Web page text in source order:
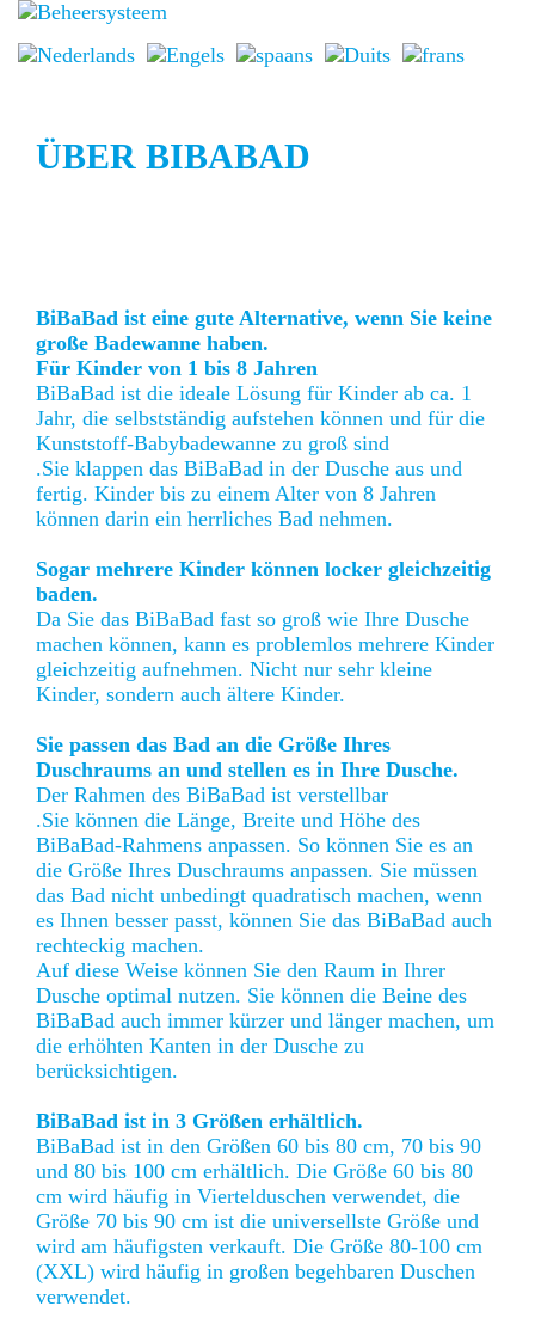
ÜBER BIBABAD
BiBaBad ist eine gute Alternative, wenn Sie keine
große Badewanne haben.
Für Kinder von 1 bis 8 Jahren
BiBaBad ist die ideale Lösung für Kinder ab ca. 1
Jahr, die selbstständig aufstehen können und für die
Kunststoff-Babybadewanne zu groß sind
.Sie klappen das BiBaBad in der Dusche aus und
fertig. Kinder bis zu einem Alter von 8 Jahren
können darin ein herrliches Bad nehmen.
Sogar mehrere Kinder können locker gleichzeitig
baden.
Da Sie das BiBaBad fast so groß wie Ihre Dusche
machen können, kann es problemlos mehrere Kinder
gleichzeitig aufnehmen. Nicht nur sehr kleine
Kinder, sondern auch ältere Kinder.
Sie passen das Bad an die Größe Ihres
Duschraums an und stellen es in Ihre Dusche.
Der Rahmen des BiBaBad ist verstellbar
.Sie können die Länge, Breite und Höhe des
BiBaBad-Rahmens anpassen. So können Sie es an
die Größe Ihres Duschraums anpassen. Sie müssen
das Bad nicht unbedingt quadratisch machen, wenn
es Ihnen besser passt, können Sie das BiBaBad auch
rechteckig machen.
Auf diese Weise können Sie den Raum in Ihrer
Dusche optimal nutzen. Sie können die Beine des
BiBaBad auch immer kürzer und länger machen, um
die erhöhten Kanten in der Dusche zu
berücksichtigen.
BiBaBad ist in 3 Größen erhältlich.
BiBaBad ist in den Größen 60 bis 80 cm, 70 bis 90
und 80 bis 100 cm erhältlich. Die Größe 60 bis 80
cm wird häufig in Viertelduschen verwendet, die
Größe 70 bis 90 cm ist die universellste Größe und
wird am häufigsten verkauft. Die Größe 80-100 cm
(XXL) wird häufig in großen begehbaren Duschen
verwendet.